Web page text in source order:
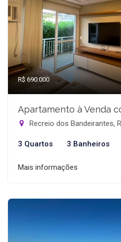
R$ 690.000
Apartamento à Venda
Recreio dos Bandeirantes,
3 Quartos 3 Banheiros
Mais informações